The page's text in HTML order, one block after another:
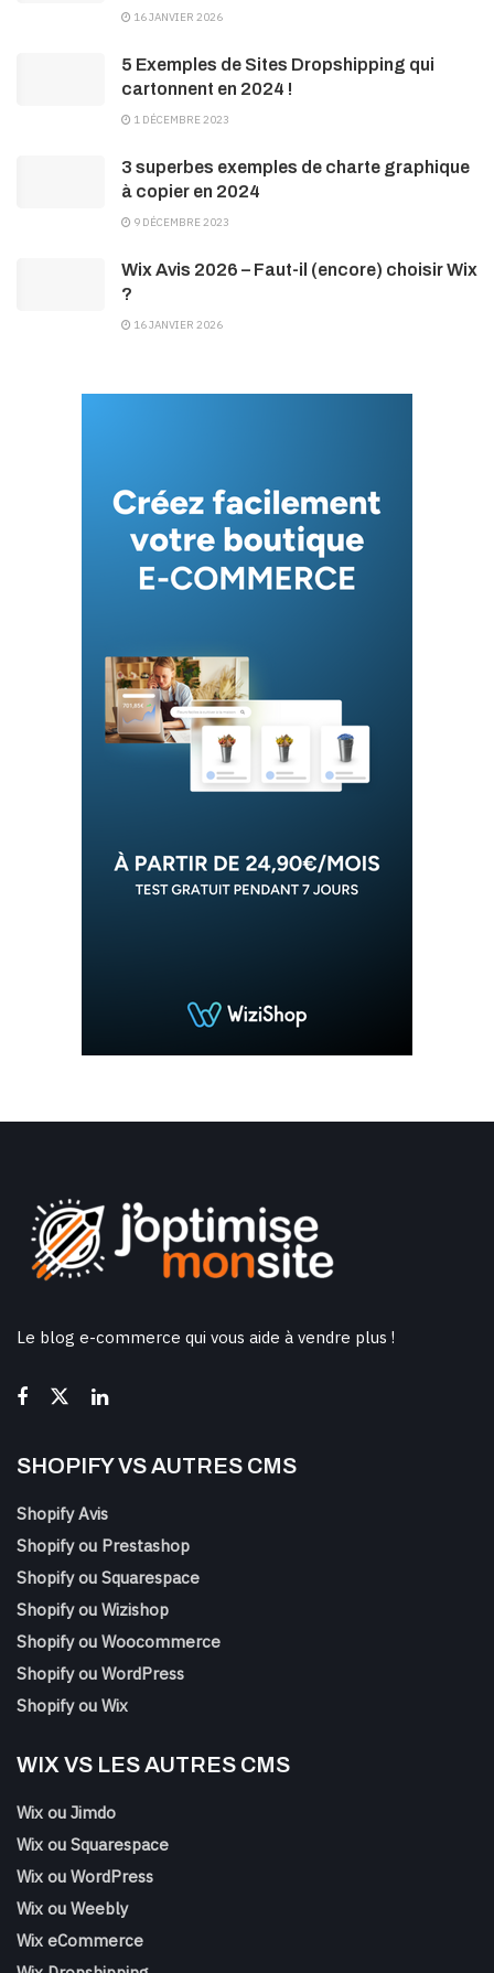
16 JANVIER 2026
5 Exemples de Sites Dropshipping qui
cartonnent en 2024 !
1 DÉCEMBRE 2023
3 superbes exemples de charte graphique
à copier en 2024
9 DÉCEMBRE 2023
Wix Avis 2026 – Faut-il (encore) choisir Wix
?
16 JANVIER 2026
Le blog e-commerce qui vous aide à vendre plus !
SHOPIFY VS AUTRES CMS
Shopify Avis
Shopify ou Prestashop
Shopify ou Squarespace
Shopify ou Wizishop
Shopify ou Woocommerce
Shopify ou WordPress
Shopify ou Wix
WIX VS LES AUTRES CMS
Wix ou Jimdo
Wix ou Squarespace
Wix ou WordPress
Wix ou Weebly
Wix eCommerce